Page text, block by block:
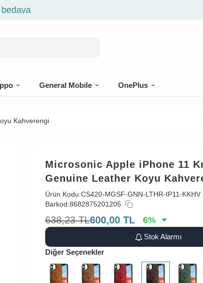
General Mobile OnePlus
Kahverengi
Microsonic Apple iPhone 11
Genuine Leather Koyu
Ürün Kodu:CS420-MGSF-GNN-LTHR-IP11-KKHV
Barkod:8682875201205
638,23 TL600,00 TL 6%
Stok Alarmı
Diğer Seçenekler